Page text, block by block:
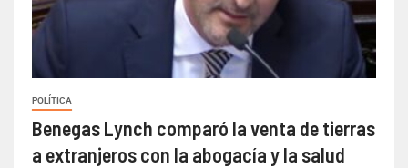
POLÍTICA
Benegas Lynch comparó la venta de tierras
a extranjeros con la abogacía y la salud